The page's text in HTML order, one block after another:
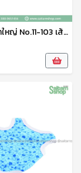
ปลอกคอหมาใหญ่ No.11-103 เส้นใหญ่ไม่หลุดไม่ขาดง่าย